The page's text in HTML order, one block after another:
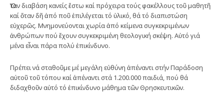
Ὅταν διαβάση κανείς ἔστω καί πρόχειρα τούς φακέλλους τοῦ μαθητῆ
καί ὅταν δῆ ἀπό ποῦ ἐπιλέγεται τό ὑλικό, θά τό διαπιστώση
εὐχερῶς. Μνημονεύονται χωρία ἀπό κείμενα συγκεκριμένων
ἀνθρώπων πού ἔχουν συγκεκριμένη θεολογική σκέψη. Αὐτό γιά
μένα εἶναι πάρα πολύ ἐπικίνδυνο.
Πρέπει νά σταθοῦμε μέ μεγάλη εὐθύνη ἀπέναντι στήν Παράδοση
αὐτοῦ τοῦ τόπου καί ἀπέναντι στά 1.200.000 παιδιά, πού θά
διδαχθοῦν αὐτό τό ἐπικίνδυνο μάθημα τῶν Θρησκευτικῶν.